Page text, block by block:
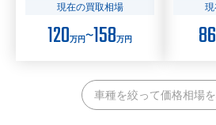
現在の買取相場
120万円〜158万円 86
車種を絞って価格相場